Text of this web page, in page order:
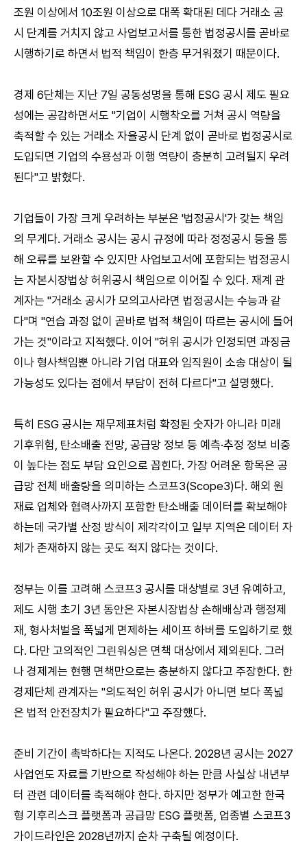
조원 이상에서 10조원 이상으로 대폭 확대된 데다 거래소 공
시 단계를 거치지 않고 사업보고서를 통한 법정공시를 곧바로
시행하기로 하면서 법적 책임이 한층 무거워졌기 때문이다.
경제 6단체는 지난 7일 공동성명을 통해 ESG 공시 제도 필요
성에는 공감하면서도 "기업이 시행착오를 거쳐 공시 역량을
축적할 수 있는 거래소 자율공시 단계 없이 곧바로 법정공시로
도입되면 기업의 수용성과 이행 역량이 충분히 고려될지 우려
된다"고 밝혔다.
기업들이 가장 크게 우려하는 부분은 '법정공시'가 갖는 책임
의 무게다. 거래소 공시는 공시 규정에 따라 정정공시 등을 통
해 오류를 보완할 수 있지만 사업보고서에 포함되는 법정공시
는 자본시장법상 허위공시 책임으로 이어질 수 있다. 재계 관
계자는 "거래소 공시가 모의고사라면 법정공시는 수능과 같
다"며 "연습 과정 없이 곧바로 법적 책임이 따르는 공시에 들어
가는 것"이라고 지적했다. 이어 "허위 공시가 인정되면 과징금
이나 형사책임뿐 아니라 기업 대표와 임직원이 소송 대상이 될
가능성도 있다는 점에서 부담이 전혀 다르다"고 설명했다.
특히 ESG 공시는 재무제표처럼 확정된 숫자가 아니라 미래
기후위험, 탄소배출 전망, 공급망 정보 등 예측·추정 정보 비중
이 높다는 점도 부담 요인으로 꼽힌다. 가장 어려운 항목은 공
급망 전체 배출량을 의미하는 스코프3(Scope3)다. 해외 원
재료 업체와 협력사까지 포함한 탄소배출 데이터를 확보해야
하는데 국가별 산정 방식이 제각각이고 일부 지역은 데이터 자
체가 존재하지 않는 곳도 적지 않다는 것이다.
정부는 이를 고려해 스코프3 공시를 대상별로 3년 유예하고,
제도 시행 초기 3년 동안은 자본시장법상 손해배상과 행정제
재, 형사처벌을 폭넓게 면제하는 세이프 하버를 도입하기로 했
다. 다만 고의적인 그린워싱은 면책 대상에서 제외된다. 그러
나 경제계는 현행 면책만으로는 충분하지 않다고 주장한다. 한
경제단체 관계자는 "의도적인 허위 공시가 아니면 보다 폭넓
은 법적 안전장치가 필요하다"고 주장했다.
준비 기간이 촉박하다는 지적도 나온다. 2028년 공시는 2027
사업연도 자료를 기반으로 작성해야 하는 만큼 사실상 내년부
터 관련 데이터를 축적해야 한다. 하지만 정부가 예고한 한국
형 기후리스크 플랫폼과 공급망 ESG 플랫폼, 업종별 스코프3
가이드라인은 2028년까지 순차 구축될 예정이다.